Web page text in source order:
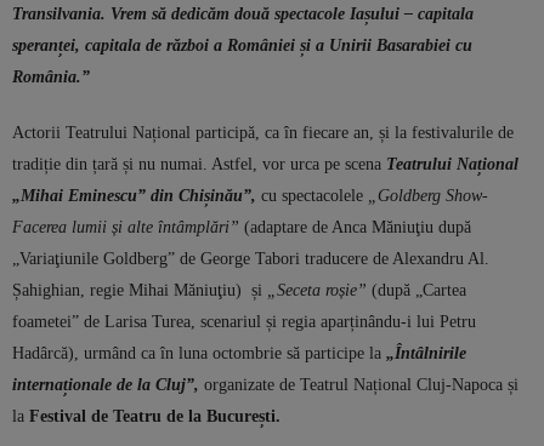
Transilvania. Vrem să dedicăm două spectacole Iașului – capitala
speranței, capitala de război a României și a Unirii Basarabiei cu
România.”
Actorii Teatrului Național participă, ca în fiecare an, și la festivalurile de
tradiție din țară și nu numai. Astfel, vor urca pe scena Teatrului Național
„Mihai Eminescu” din Chișinău”, cu spectacolele
„Goldberg Show-
Facerea lumii și alte întâmplări” (adaptare de Anca Măniuţiu după
„Variaţiunile Goldberg” de George Tabori traducere de Alexandru Al.
Șahighian, regie Mihai Măniuţiu) și
„Seceta roșie” (după „Cartea
foametei” de Larisa Turea, scenariul și regia aparținându-i lui Petru
Hadârcă), urmând ca în luna octombrie să participe la „Întâlnirile
internaționale de la Cluj”, organizate de Teatrul Național Cluj-Napoca și
la Festival de Teatru de la București.